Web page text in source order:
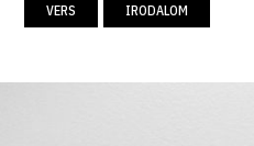
VERS IRODALOM